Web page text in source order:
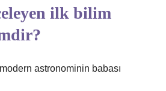
ilk bilim
astronominin babası